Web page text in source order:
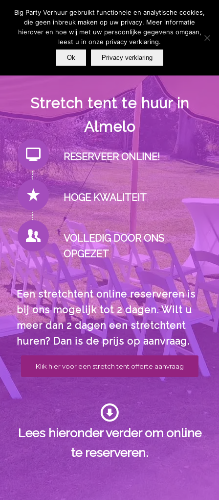
17:00 - U kunt altijd een whatsapp bericht sturen | Wilt u
vandaag, iets huren voor vandaag? Stuur een Whatsapp
bericht 06 – 39 33 27 79.
Stretch tent te huur in
Almelo
RESERVEER ONLINE!
HOGE KWALITEIT
VOLLEDIG DOOR ONS
OPGEZET
Een stretchtent online reserveren is
bij ons mogelijk tot 2 dagen. Wilt u
meer dan 2 dagen een stretchtent
huren? Dan is de prijs op aanvraag.
Klik hier voor een stretch tent offerte aanvraag
Lees hieronder verder om online
te reserveren.
Big Party Verhuur gebruikt functionele en analytische cookies,
die geen inbreuk maken op uw privacy. Meer informatie
hierover en hoe wij met uw persoonlijke gegevens omgaan,
leest u in onze privacy verklaring.
Ok Privacy verklaring